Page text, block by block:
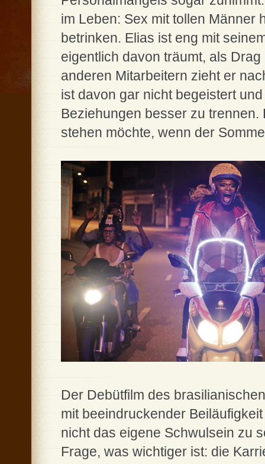
im Leben: Sex mit tollen Männer
betrinken. Elias ist eng mit
eigentlich davon träumt, als
anderen Mitarbeitern zieht er
ist davon gar nicht begeistert
Beziehungen besser zu
stehen möchte, wenn der
Der Debütfilm des
mit beeindruckender
nicht das eigene Schwulsein zu
Frage, was wichtiger ist: die